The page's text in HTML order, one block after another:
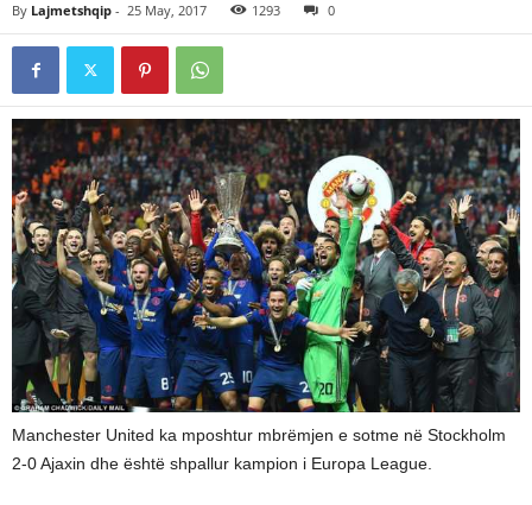
By Lajmetshqip - 25 May, 2017 1293 0
Manchester United ka mposhtur mbrëmjen e sotme në Stockholm
2-0 Ajaxin dhe është shpallur kampion i Europa League.